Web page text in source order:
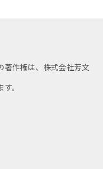
著作権は、株式会社芳文
。